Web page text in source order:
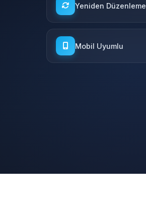
Yeniden Düzenleme
Mobil Uyumlu